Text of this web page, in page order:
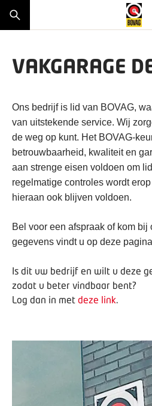
VAKGARAGE
Ons bedrijf is lid van BOVAG,
van uitstekende service. Wij
de weg op kunt. Het BOVAG-
betrouwbaarheid, kwaliteit en
aan strenge eisen voldoen om
regelmatige controles wordt
hieraan ook blijven voldoen.
Bel voor een afspraak of kom bij
gegevens vindt u op deze
Is dit uw bedrijf en wilt u deze
zodat u beter vindbaar bent?
Log dan in met deze link.